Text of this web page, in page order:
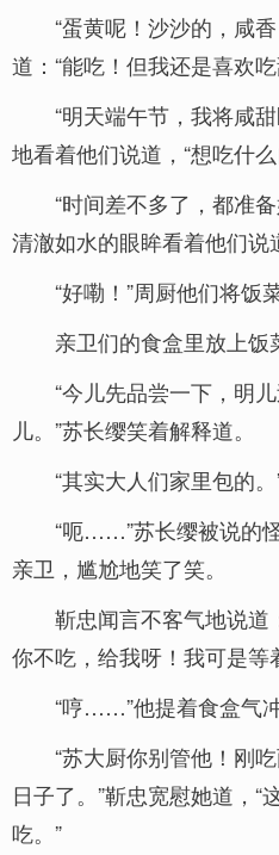
“蛋黄呢！沙沙的，咸
道：“能吃！但我还是喜欢
“明天端午节，我将咸
地看着他们说道，“想吃什
“时间差不多了，都准
清澈如水的眼眸看着他们说
“好嘞！”周厨他们将饭
亲卫们的食盒里放上饭
“今儿先品尝一下，明
儿。”苏长缨笑着解释道。
“其实大人们家里包的。
“呃……”苏长缨被说的
亲卫，尴尬地笑了笑。
靳忠闻言不客气地说道
你不吃，给我呀！我可是等
“哼……”他提着食盒气冲
“苏大厨你别管他！刚
日子了。”靳忠宽慰她道，“
吃。”